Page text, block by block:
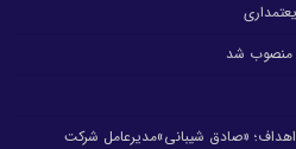
منصوب شد
«صادق شیبانی»مدیرعامل شرکت